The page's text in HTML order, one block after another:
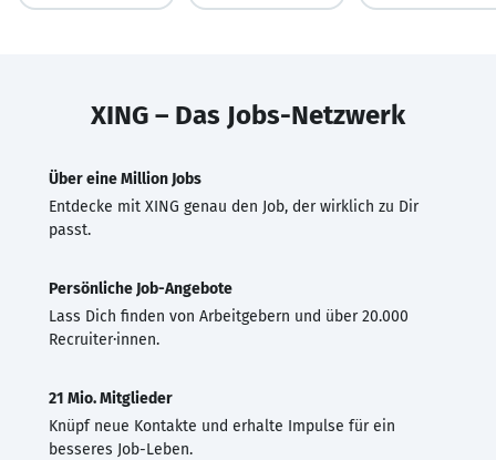
XING – Das Jobs-Netzwerk
Über eine Million Jobs
Entdecke mit XING genau den Job, der wirklich zu Dir
passt.
Persönliche Job-Angebote
Lass Dich finden von Arbeitgebern und über 20.000
Recruiter·innen.
21 Mio. Mitglieder
Knüpf neue Kontakte und erhalte Impulse für ein
besseres Job-Leben.